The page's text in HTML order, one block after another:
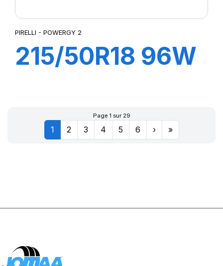
PIRELLI - POWERGY 2
215/50R18 96W
Page 1 sur 29
1 2 3 4 5 6 › »